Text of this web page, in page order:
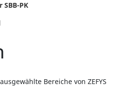
PK
Bereiche von ZEFYS